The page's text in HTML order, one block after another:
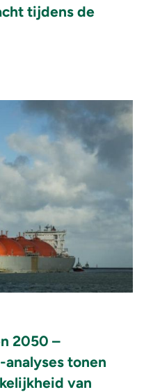
tijdens de
2050 –
tonen
van